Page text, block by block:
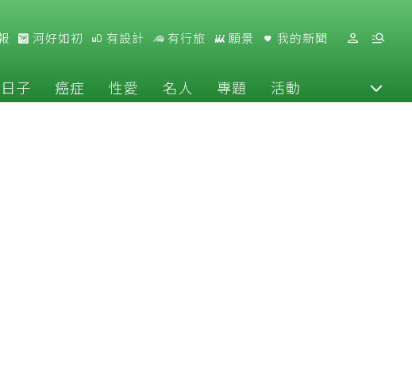
河好如初 有設計 有行旅 願景 我的新聞
子 癌症 性愛 名人 專題 活動